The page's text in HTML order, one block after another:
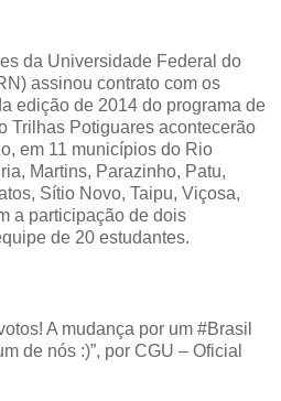
da Universidade Federal do
assinou contrato com os
edição de 2014 do programa de
Trilhas Potiguares acontecerão
em 11 municípios do Rio
Martins, Parazinho, Patu,
Sítio Novo, Taipu, Viçosa,
a participação de dois
de 20 estudantes.
A mudança por um #Brasil
de nós :)”, por CGU – Oficial